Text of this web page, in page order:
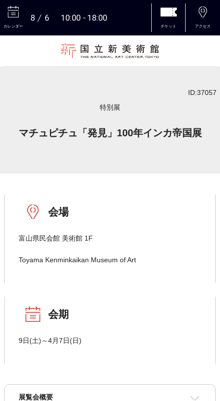
カレンダー
8 6 10:00 18:00
チケット アクセス
ID:37057
特別展
マチュピチュ「発見」100年インカ帝国展
会場
富山県民会館 美術館 1F
Toyama Kenminkaikan Museum of Art
会期
9日(土)～4月7日(日)
展覧会概要